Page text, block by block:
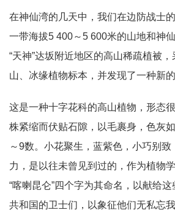
在神仙湾的几天中，我们在边防战士
一带海拔5 400～5 600米的山地和神
“天神”达坂附近地区的高山稀疏植被
山、冰缘植物标本，并发现了一种新
这是一种十字花科的高山植物，形态
株紧缩而伏贴石隙，以毛裹身，色灰
～9数。小花聚生，蓝紫色，小巧别致
力，是以往未曾见到过的，作为植物
“喀喇昆仑”四个字为其命名，以献给
共和国的卫士们，以象征他们无私忘